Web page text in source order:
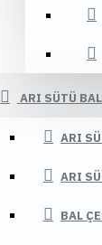
ARI SÜTÜ
ARI
ARI
BAL